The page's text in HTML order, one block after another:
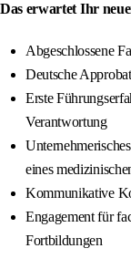
Das erwartet Ihr
Abgeschlossene
Deutsche
Erste
Verantwortung
eines
Kommunikative
Engagement für
Fortbildungen